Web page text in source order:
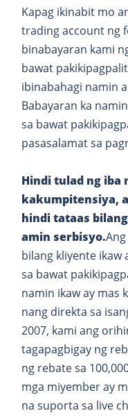
Kapag ikinabit mo
trading account ng
binabayaran kami
bawat
ibinabahagi namin
Babayaran ka
sa bawat
pasasalamat sa
Hindi tulad ng iba
kakumpitensiya,
hindi tataas
amin serbisyo.
bilang kliyente ikaw
sa bawat
namin ikaw ay mas
nang direkta sa
2007, kami ang
tagapagbigay ng
ng rebate sa
mga miyember ay
na suporta sa live